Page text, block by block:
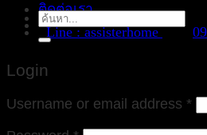
ติดต่อเรา
Line : assisterhome
Search
for:
Login
Username or email address *